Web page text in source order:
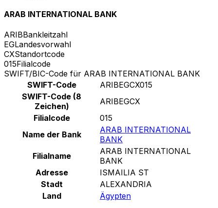
ARAB INTERNATIONAL BANK
ARIBBankleitzahl
EGLandesvorwahl
CXStandortcode
015Filialcode
SWIFT/BIC-Code für ARAB INTERNATIONAL BANK
SWIFT-Code
ARIBEGCX015
SWIFT-Code (8
Zeichen)
ARIBEGCX
Filialcode
015
Name der Bank
ARAB INTERNATIONAL
BANK
Filialname
ARAB INTERNATIONAL
BANK
Adresse
ISMAILIA ST
Stadt
ALEXANDRIA
Land
Ägypten